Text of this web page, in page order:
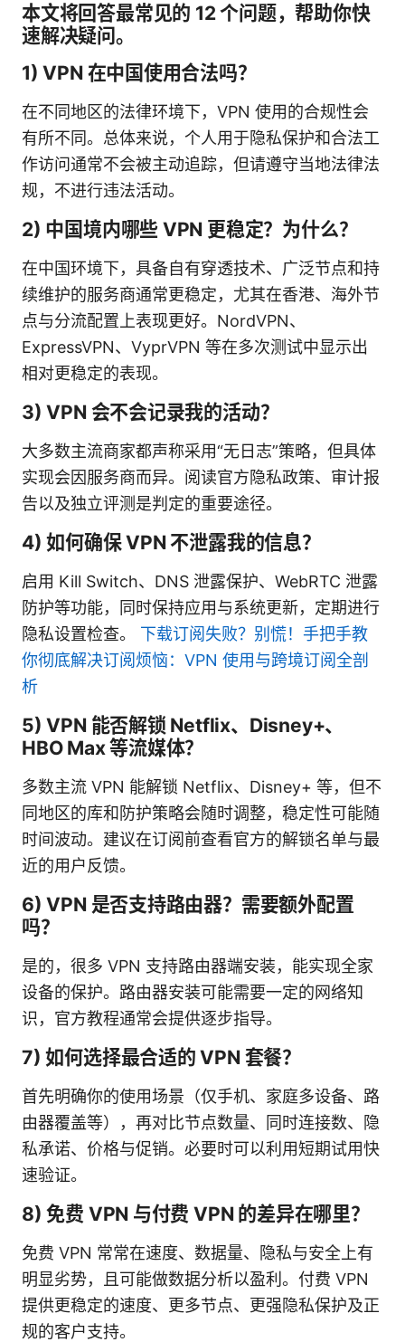
本文将回答最常见的 12 个问题，帮助你快
速解决疑问。
1) VPN 在中国使用合法吗？
在不同地区的法律环境下，VPN 使用的合规性会
有所不同。总体来说，个人用于隐私保护和合法工
作访问通常不会被主动追踪，但请遵守当地法律法
规，不进行违法活动。
2) 中国境内哪些 VPN 更稳定？为什么？
在中国环境下，具备自有穿透技术、广泛节点和持
续维护的服务商通常更稳定，尤其在香港、海外节
点与分流配置上表现更好。NordVPN、
ExpressVPN、VyprVPN 等在多次测试中显示出
相对更稳定的表现。
3) VPN 会不会记录我的活动？
大多数主流商家都声称采用“无日志”策略，但具体
实现会因服务商而异。阅读官方隐私政策、审计报
告以及独立评测是判定的重要途径。
4) 如何确保 VPN 不泄露我的信息？
启用 Kill Switch、DNS 泄露保护、WebRTC 泄露
防护等功能，同时保持应用与系统更新，定期进行
隐私设置检查。 下载订阅失败？别慌！手把手教
你彻底解决订阅烦恼：VPN 使用与跨境订阅全剖
析
5) VPN 能否解锁 Netflix、Disney+、
HBO Max 等流媒体？
多数主流 VPN 能解锁 Netflix、Disney+ 等，但不
同地区的库和防护策略会随时调整，稳定性可能随
时间波动。建议在订阅前查看官方的解锁名单与最
近的用户反馈。
6) VPN 是否支持路由器？需要额外配置
吗？
是的，很多 VPN 支持路由器端安装，能实现全家
设备的保护。路由器安装可能需要一定的网络知
识，官方教程通常会提供逐步指导。
7) 如何选择最合适的 VPN 套餐？
首先明确你的使用场景（仅手机、家庭多设备、路
由器覆盖等），再对比节点数量、同时连接数、隐
私承诺、价格与促销。必要时可以利用短期试用快
速验证。
8) 免费 VPN 与付费 VPN 的差异在哪里？
免费 VPN 常常在速度、数据量、隐私与安全上有
明显劣势，且可能做数据分析以盈利。付费 VPN
提供更稳定的速度、更多节点、更强隐私保护及正
规的客户支持。